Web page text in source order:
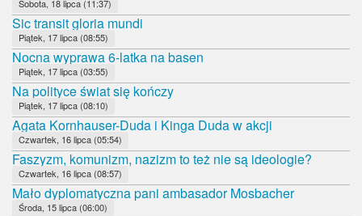
Sobota, 18 lipca (11:37)
Sic transit gloria mundi
Piątek, 17 lipca (08:55)
Nocna wyprawa 6-latka na basen
Piątek, 17 lipca (03:55)
Na polityce świat się kończy
Piątek, 17 lipca (08:10)
Agata Kornhauser-Duda i Kinga Duda w akcji
Czwartek, 16 lipca (05:54)
Faszyzm, komunizm, nazizm to też nie są ideologie?
Czwartek, 16 lipca (08:57)
Mało dyplomatyczna pani ambasador Mosbacher
Środa, 15 lipca (06:00)